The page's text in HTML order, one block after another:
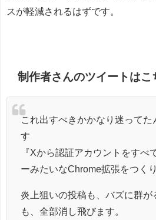
スが軽減されるはずです。
制作者さんのツイートはこ
これ出すべきかかなり迷ってた
す
『Xから認証アカウントをすべ
ーみたいなChrome拡張をつく
炎上狙いの投稿も、バズに群が
も、全部消し飛びます。